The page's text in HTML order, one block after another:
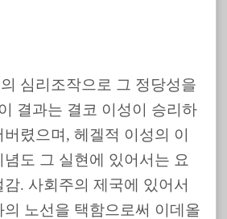
심리조작으로 그 정당성을
결과는 결코 이성이 승리하
렸으며, 헤겔적 이성의 이
도 그 실현에 있어서는 요
. 사회주의 제국에 있어서
의 노선을 택함으로써 이데올